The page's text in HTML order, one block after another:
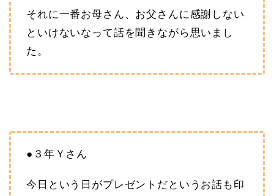
それに一番お母さん、お父さんに感謝しない
といけないなって話を聞きながら思いまし
た。
●３年Ｙさん
今日という日がプレゼントだというお話も印